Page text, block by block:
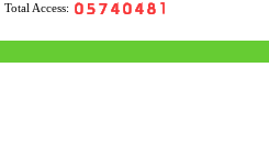
Total Access: